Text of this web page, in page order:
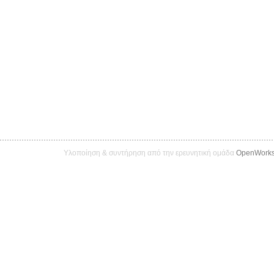
Υλοποίηση & συντήρηση από την ερευνητική ομάδα